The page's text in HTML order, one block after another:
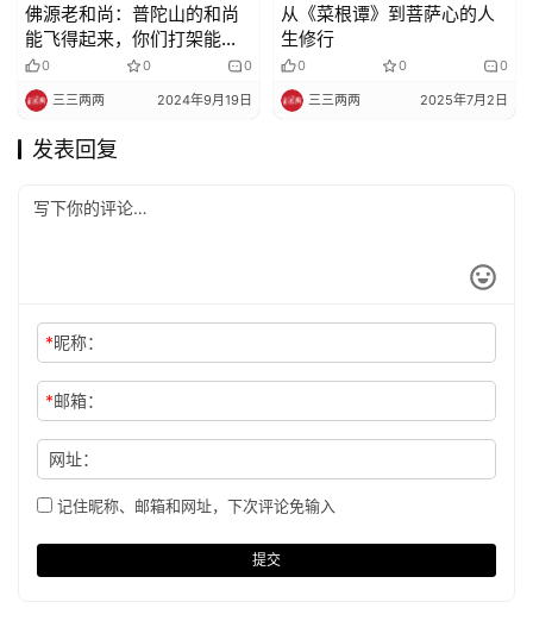
佛源老和尚：普陀山的和尚
能飞得起来，你们打架能飞
得起就打，飞不起就不要
打！
0 0 0
三三两两 2024年9月19日
从《菜根谭》到菩萨心的人
生修行
0 0 0
三三两两 2025年7月2日
发表回复
*昵称：
*邮箱：
网址：
记住昵称、邮箱和网址，下次评论免输入
提交